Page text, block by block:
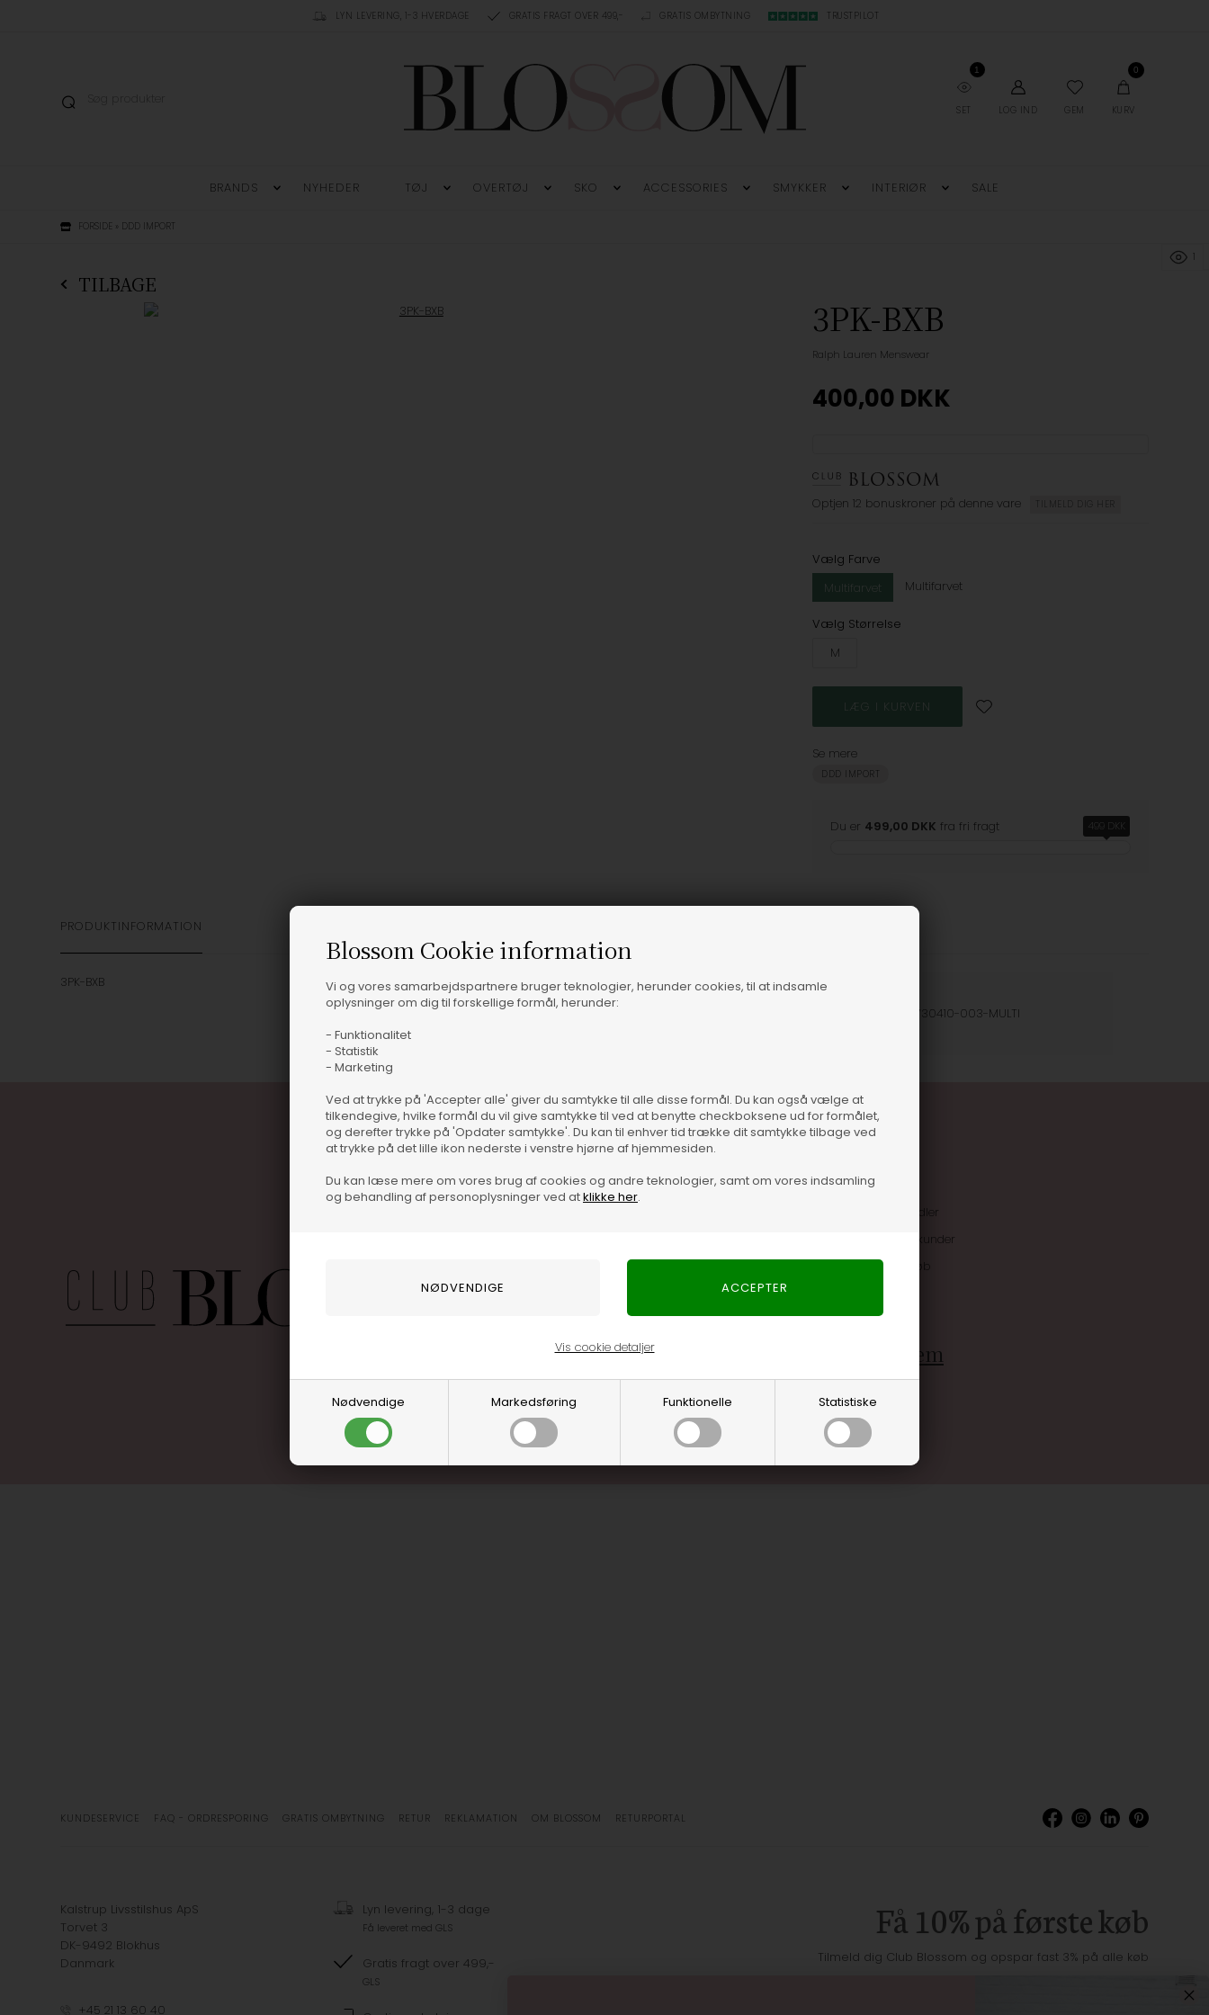
Blossom Cookie information
Vi og vores samarbejdspartnere bruger teknologier, herunder cookies, til at indsamle
oplysninger om dig til forskellige formål, herunder:
- Funktionalitet
- Statistik
- Marketing
Ved at trykke på 'Accepter alle' giver du samtykke til alle disse formål. Du kan også vælge at
tilkendegive, hvilke formål du vil give samtykke til ved at benytte checkboksene ud for formålet,
og derefter trykke på 'Opdater samtykke'. Du kan til enhver tid trække dit samtykke tilbage ved
at trykke på det lille ikon nederste i venstre hjørne af hjemmesiden.
Du kan læse mere om vores brug af cookies og andre teknologier, samt om vores indsamling
og behandling af personoplysninger ved atklikke her.
Nødvendige Markedsføring Funktionelle Statistiske
Vis cookie detaljer
LYN LEVERING, 1-3 HVERDAGE GRATIS FRAGT OVER 499,- GRATIS OMBYTNING TRUSTPILOT
SET
1
LOG IND GEM
0
KURV
BRANDS NYHEDER TØJ OVERTØJ SKO ACCESSORIES SMYKKER INTERIØR SALE
FORSIDE » DDD IMPORT
TILBAGE
3PK-BXB
Ralph Lauren Menswear
400,00 DKK
Optjen 12 bonuskroner på denne vare TILMELD DIG HER
Vælg Farve
Multifarvet
Multifarvet
Vælg Størrelse
M
Se mere
DDD IMPORT
Du er 499,00 DKK fra fri fragt 499 DKK
PRODUKTINFORMATION
3PK-BXB
19415-714730410-003-MULTI
Optjen 3% i bonuskroner når du handler
Særlige, eksklusive tilbud kun til klubkunder
Brug dine point allerede på næste køb
Læs mere og bliv medlem
KUNDESERVICE FAQ - ORDRESPORING GRATIS OMBYTNING RETUR REKLAMATION OM BLOSSOM RETURPORTAL
Kalstrup Livsstilshus ApS
Torvet 3
DK-9492 Blokhus
Danmark
+45 21 13 60 40
Lyn levering, 1-3 dage
Få leveret med GLS
Gratis fragt over 499,-
GLS
Få 10% på første køb
Tilmeld dig Club Blossom og opspar fast 3% på alle køb
1